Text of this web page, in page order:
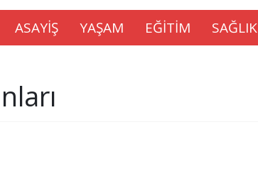
ASAYİŞ YAŞAM EĞİTİM SAĞLIK